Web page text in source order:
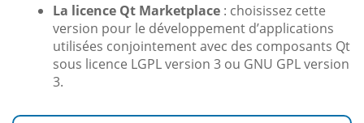
La licence Qt Marketplace : choisissez cette
version pour le développement d’applications
utilisées conjointement avec des composants Qt
sous licence LGPL version 3 ou GNU GPL version
3.